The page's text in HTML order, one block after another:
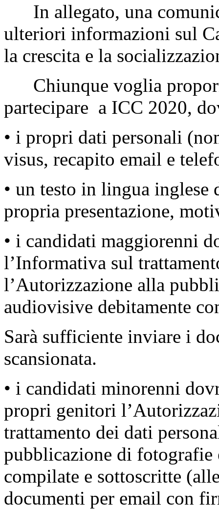
In allegato, una
ulteriori informazioni sul
la crescita e la
Chiunque voglia
partecipare a ICC 2020,
• i propri dati personali
visus, recapito email e
• un testo in lingua inglese
propria presentazione,
• i candidati maggiorenni
l’Informativa sul
l’Autorizzazione alla
audiovisive debitamente
Sarà sufficiente inviare i
scansionata.
• i candidati minorenni
propri genitori
trattamento dei dati
pubblicazione di fotografie
compilate e sottoscritte
documenti per email con